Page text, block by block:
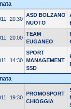
20:30
ASD BOLZANO
NUOTO
20:00
TEAM
EUGANEO
14:30
SPORT
MANAGEMENT
SSD
19:30
PROMOSPORT
CHIOGGIA